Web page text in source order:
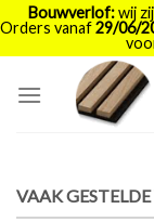
Bouwverlof:wij
Orders vanaf29/06/
VAAK